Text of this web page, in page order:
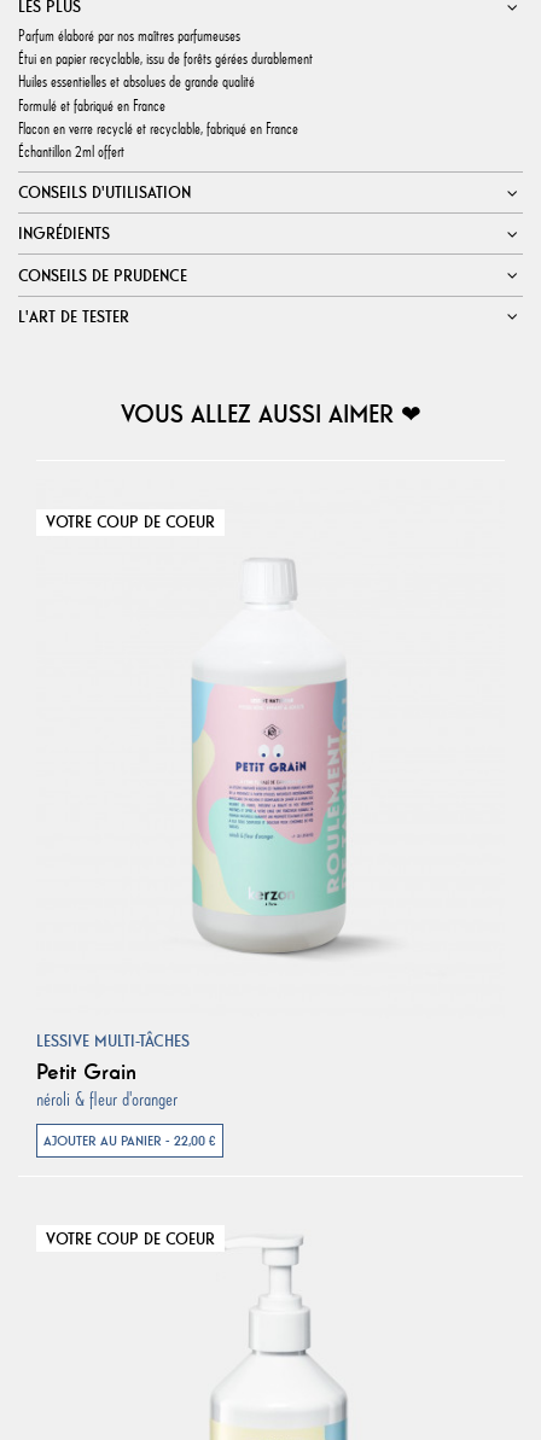
LES PLUS
Parfum élaboré par nos maîtres parfumeuses
Étui en papier recyclable, issu de forêts gérées durablement
Huiles essentielles et absolues de grande qualité
Formulé et fabriqué en France
Flacon en verre recyclé et recyclable, fabriqué en France
Échantillon 2ml offert
CONSEILS D'UTILISATION
INGRÉDIENTS
CONSEILS DE PRUDENCE
L'ART DE TESTER
VOUS ALLEZ AUSSI AIMER ❤︎
VOTRE COUP DE COEUR
LESSIVE MULTI-TÂCHES
Petit Grain
néroli & fleur d'oranger
AJOUTER AU PANIER - 22,00 €
VOTRE COUP DE COEUR